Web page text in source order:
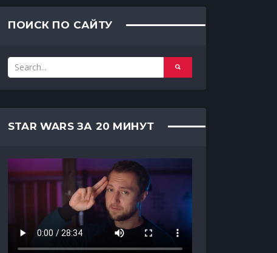
ПОИСК ПО САЙТУ
STAR WARS ЗА 20 МИНУТ